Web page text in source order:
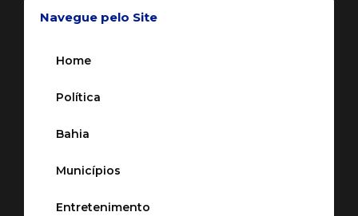
Navegue pelo Site
Home
Política
Bahia
Municípios
Entretenimento